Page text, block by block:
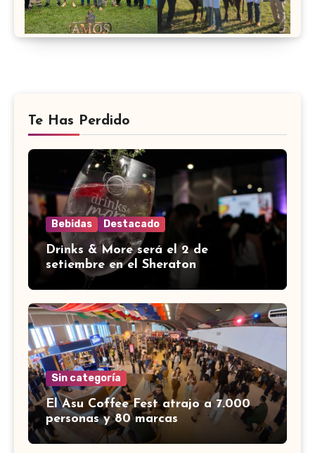
Te Has Perdido
Bebidas Destacado
Drinks & More será el 2 de
setiembre en el Sheraton
Sin categoría
El Asu Coffee Fest atrajo a 7.000
personas y 80 marcas